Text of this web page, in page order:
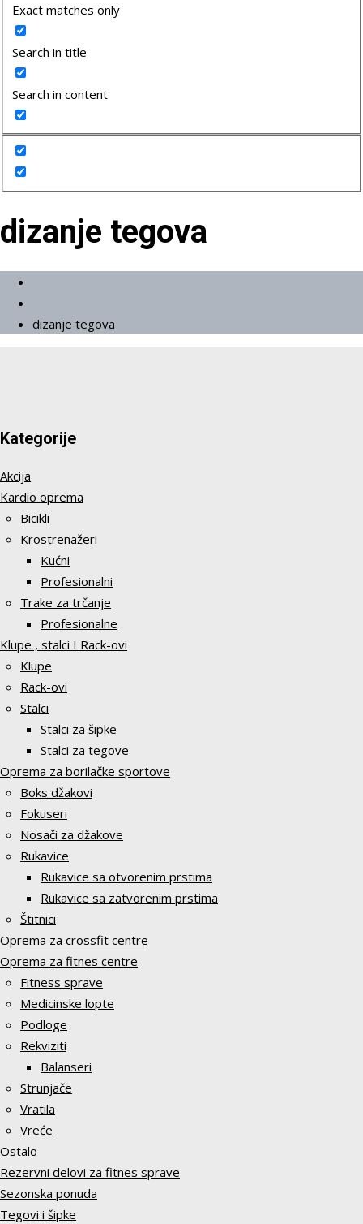
Exact matches only
Search in title
Search in content
dizanje tegova
dizanje tegova
Kategorije
Akcija
Kardio oprema
Bicikli
Krostrenažeri
Kućni
Profesionalni
Trake za trčanje
Profesionalne
Klupe , stalci I Rack-ovi
Klupe
Rack-ovi
Stalci
Stalci za šipke
Stalci za tegove
Oprema za borilačke sportove
Boks džakovi
Fokuseri
Nosači za džakove
Rukavice
Rukavice sa otvorenim prstima
Rukavice sa zatvorenim prstima
Štitnici
Oprema za crossfit centre
Oprema za fitnes centre
Fitness sprave
Medicinske lopte
Podloge
Rekviziti
Balanseri
Strunjače
Vratila
Vreće
Ostalo
Rezervni delovi za fitnes sprave
Sezonska ponuda
Tegovi i šipke